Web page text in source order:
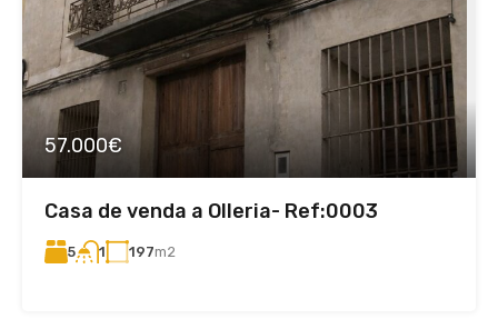
57.000€
Casa de venda a Olleria- Ref:0003
5 1 197m2